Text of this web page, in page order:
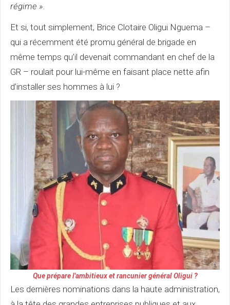
régime ».
Et si, tout simplement, Brice Clotaire Oligui Nguema –
qui a récemment été promu général de brigade en
même temps qu’il devenait commandant en chef de la
GR – roulait pour lui-même en faisant place nette afin
d’installer ses hommes à lui ?
Que prépare l'ambitieux et rancunier général Oligui ?
Les dernières nominations dans la haute administration,